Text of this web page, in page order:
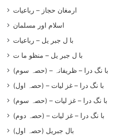
ارمغان حجاز – رباعیات
اسلام اور مسلمان
با ل جبر یل – رباعيات
با ل جبر یل – منظو ما ت
با نگ درا – ظریفانہ – (حصہ سوم)
با نگ درا – غز ليات – (حصہ اول)
با نگ درا – غز ليات – (حصہ سوم)
با نگ درا – غز لیات – (حصہ دوم)
بال جبریل (حصہ اول)